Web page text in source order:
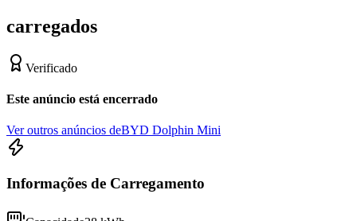
carregados
Verificado
Este anúncio está encerrado
Ver outros anúncios deBYD Dolphin Mini
Informações de Carregamento